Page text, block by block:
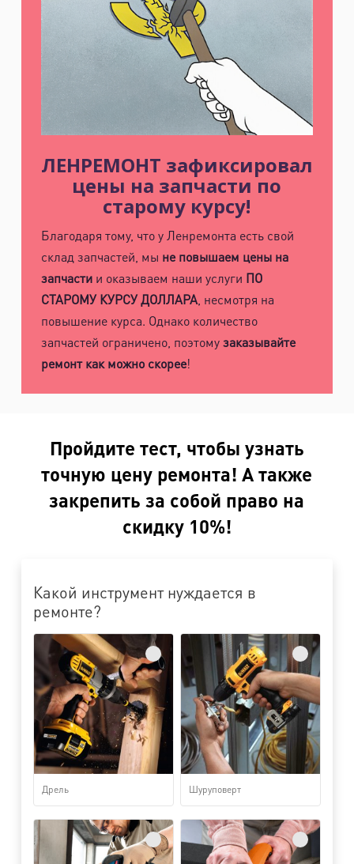
ЛЕНРЕМОНТ зафиксировал
цены на запчасти по
старому курсу!
Благодаря тому, что у Ленремонта есть свой
склад запчастей, мы не повышаем цены на
запчастии оказываем наши услуги ПО
СТАРОМУ КУРСУ ДОЛЛАРА, несмотря на
повышение курса. Однако количество
запчастей ограничено, поэтомузаказывайте
ремонт как можно скорее!
Пройдите тест, чтобы узнать
точную цену ремонта! А также
закрепить за собой право на
скидку 10%!
Какой инструмент нуждается в
ремонте?
Дрель Шуруповерт